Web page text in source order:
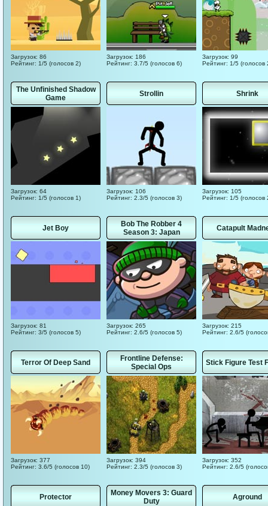
Загрузок: 86
Рейтинг: 1/5 (голосов 2)
Загрузок: 186
Рейтинг: 3.7/5 (голосов 6)
Загрузок: 99
Рейтинг: 1/5 (голосов
The Unfinished Shadow
Game
Загрузок: 64
Рейтинг: 1/5 (голосов 1)
Strollin
Загрузок: 106
Рейтинг: 2.3/5 (голосов 3)
Shrink
Загрузок: 105
Рейтинг: 1/5 (голосов
Jet Boy
Загрузок: 81
Рейтинг: 3/5 (голосов 5)
Bob The Robber 4
Season 3: Japan
Загрузок: 265
Рейтинг: 2.6/5 (голосов 5)
Catapult
Загрузок: 215
Рейтинг: 2.6/5
Terror Of Deep Sand
Загрузок: 377
Рейтинг: 3.6/5 (голосов 10)
Frontline Defense:
Special Ops
Загрузок: 394
Рейтинг: 2.3/5 (голосов 3)
Stick Figure Test
Загрузок: 352
Рейтинг: 2.6/5
Protector
Money Movers 3: Guard
Duty
Aground